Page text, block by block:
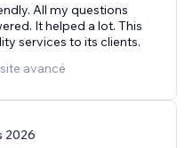
All my questions
It helped a lot. This
services to its clients.
avancé
2026